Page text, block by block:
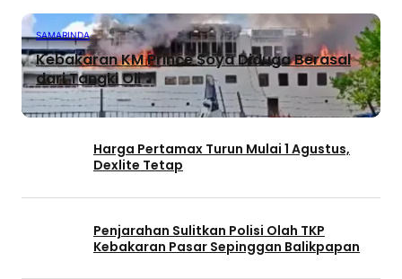
SAMARINDA
Kebakaran KM Prince Soya Diduga Berasal
dari Tangki Oli
Harga Pertamax Turun Mulai 1 Agustus,
Dexlite Tetap
Penjarahan Sulitkan Polisi Olah TKP
Kebakaran Pasar Sepinggan Balikpapan